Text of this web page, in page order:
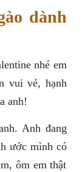
dành
nhé em
vui vẻ, hạnh
anh!
Anh đang
ước mình có
ôm em thật